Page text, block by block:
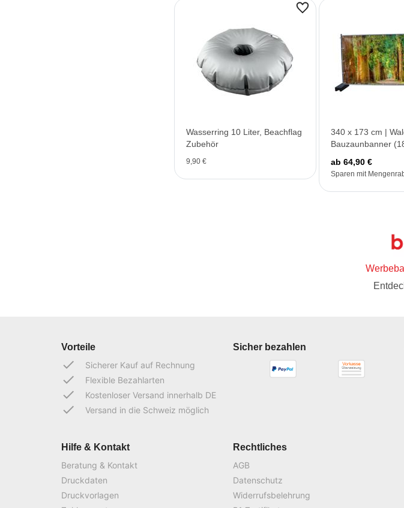
Wasserring 10 Liter, Beachflag
Zubehör
9,90 €
340 x 173 cm |
Bauzaunbanner
ab 64,90 €
Sparen mit
Vorteile
done Sicherer Kauf auf Rechnung
done Flexible Bezahlarten
done Kostenloser Versand innerhalb DE
done Versand in die Schweiz möglich
Sicher bezahlen
Hilfe & Kontakt
Beratung & Kontakt
Druckdaten
Druckvorlagen
Rechtliches
AGB
Datenschutz
Widerrufsbelehrung